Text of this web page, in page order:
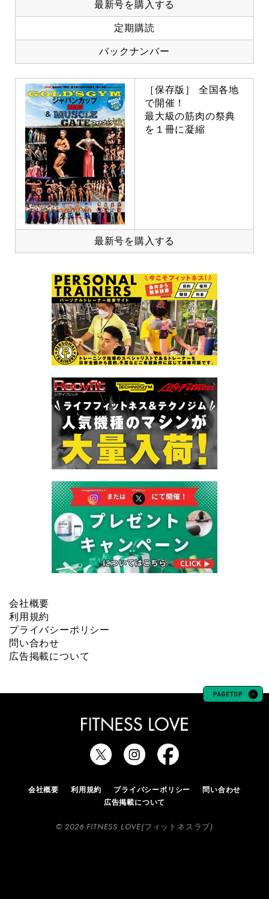
最新号を購入する
定期購読
バックナンバー
［保存版］ 全国各地
で開催！
最大級の筋肉の祭典
を１冊に凝縮
最新号を購入する
会社概要
利用規約
プライバシーポリシー
問い合わせ
広告掲載について
会社概要 利用規約 プライバシーポリシー
問い合わせ
広告掲載について
© 2026 FITNESS LOVE(フィットネスラブ)